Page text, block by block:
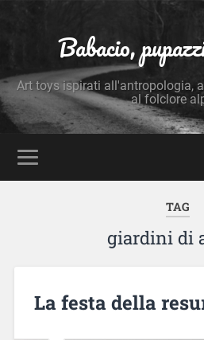
Babacio,
Art toys ispirati all'antropologia,
al folclore
TAG
giardini di
La festa della